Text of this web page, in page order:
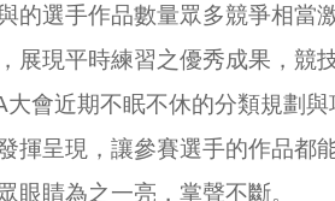
的選手作品數量眾多競爭相當
展現平時練習之優秀成果，競
會近期不眠不休的分類規劃
揮呈現，讓參賽選手的作品都
眼睛為之一亮，掌聲不斷。